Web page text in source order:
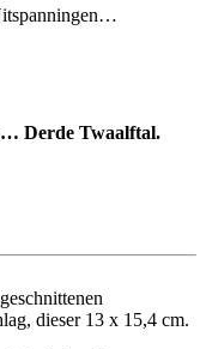
Derde Twaalftal.
dieser 13 x 15,4 cm.